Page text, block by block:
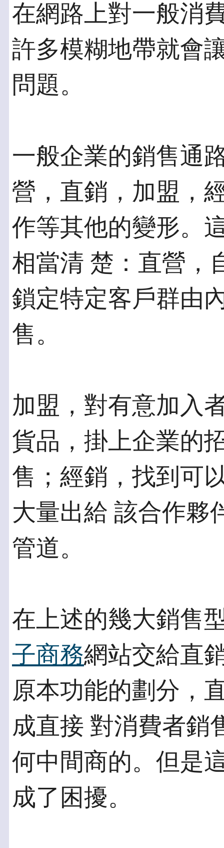
在網路上對一般消
許多模糊地帶就會
問題。
一般企業的銷售通
營，直銷，加盟，
作等其他的變形。
相當清 楚：直營，
鎖定特定客戶群由
售。
加盟，對有意加入
貨品，掛上企業的
售；經銷，找到可
大量出給 該合作夥
管道。
在上述的幾大銷售
子商務網站交給直
原本功能的劃分，
成直接 對消費者銷
何中間商的。但是
成了困擾。